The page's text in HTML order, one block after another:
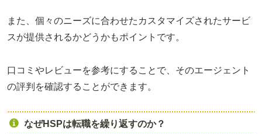
また、個々のニーズに合わせたカスタマイズされたサービ
スが提供されるかどうかもポイントです。
口コミやレビューを参考にすることで、そのエージェント
の評判を確認することができます。
なぜHSPは転職を繰り返すのか？